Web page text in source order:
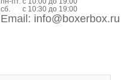
сб.
с 10:30 до 19:00
Email: info@boxerbox.ru